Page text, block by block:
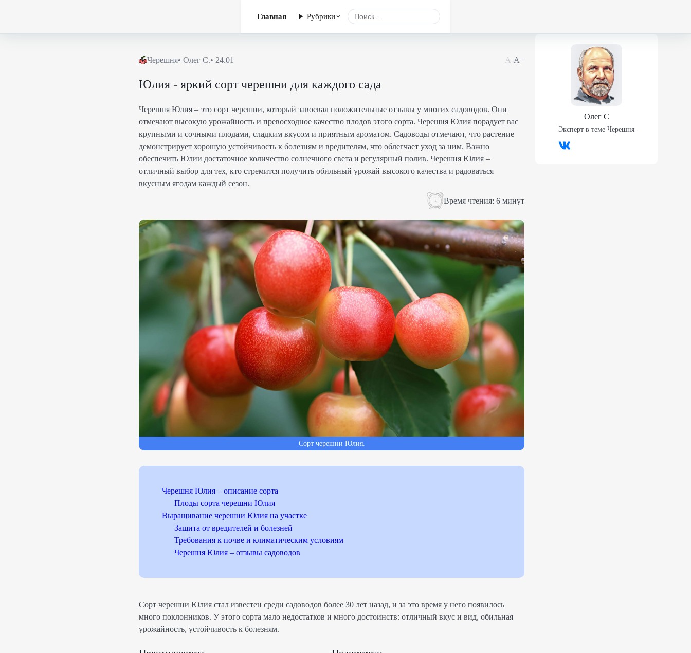
Главная Рубрики
Черешня• Олег С.• 24.01 А-А+
Юлия - яркий сорт черешни для каждого сада
Черешня Юлия – это сорт черешни, который завоевал положительные отзывы у многих садоводов. Они
отмечают высокую урожайность и превосходное качество плодов этого сорта. Черешня Юлия порадует вас
крупными и сочными плодами, сладким вкусом и приятным ароматом. Садоводы отмечают, что растение
демонстрирует хорошую устойчивость к болезням и вредителям, что облегчает уход за ним. Важно
обеспечить Юлии достаточное количество солнечного света и регулярный полив. Черешня Юлия –
отличный выбор для тех, кто стремится получить обильный урожай высокого качества и радоваться
вкусным ягодам каждый сезон.
Время чтения: 6 минут
Сорт черешни Юлия.
Черешня Юлия – описание сорта
Плоды сорта черешни Юлия
Выращивание черешни Юлия на участке
Защита от вредителей и болезней
Требования к почве и климатическим условиям
Черешня Юлия – отзывы садоводов
Сорт черешни Юлия стал известен среди садоводов более 30 лет назад, и за это время у него появилось
много поклонников. У этого сорта мало недостатков и много достоинств: отличный вкус и вид, обильная
урожайность, устойчивость к болезням.
Олег С
Эксперт в теме Черешня